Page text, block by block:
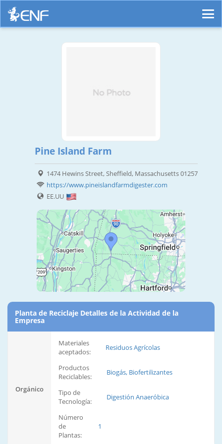
Pine Island Farm
1474 Hewins Street, Sheffield, Massachusetts 01257
https://www.pineislandfarmdigester.com
EE.UU
Planta de Reciclaje Detalles de la Actividad de la
Empresa
Orgánico
Materiales
aceptados:
Residuos Agrícolas
Productos
Reciclables:
Biogás, Biofertilizantes
Tipo de
Tecnología:
Digestión Anaeróbica
Número
de
Plantas:
1